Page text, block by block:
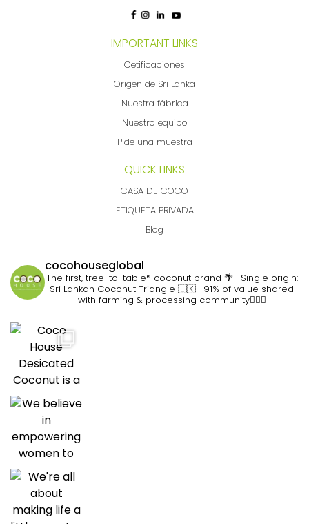
IMPORTANT LINKS
Cetificaciones
Origen de Sri Lanka
Nuestra fábrica
Nuestro equipo
Pide una muestra
QUICK LINKS
CASA DE COCO
ETIQUETA PRIVADA
Blog
cocohouseglobal
The first, tree-to-table® coconut brand 🌴 -Single origin:
Sri Lankan Coconut Triangle 🇱🇰 -91% of value shared
with farming & processing community👷🏽‍♀️